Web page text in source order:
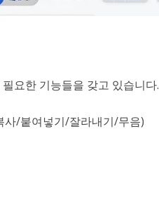
요한 기능들을 갖고 있습니다.
사/붙여넣기/잘라내기/무음)